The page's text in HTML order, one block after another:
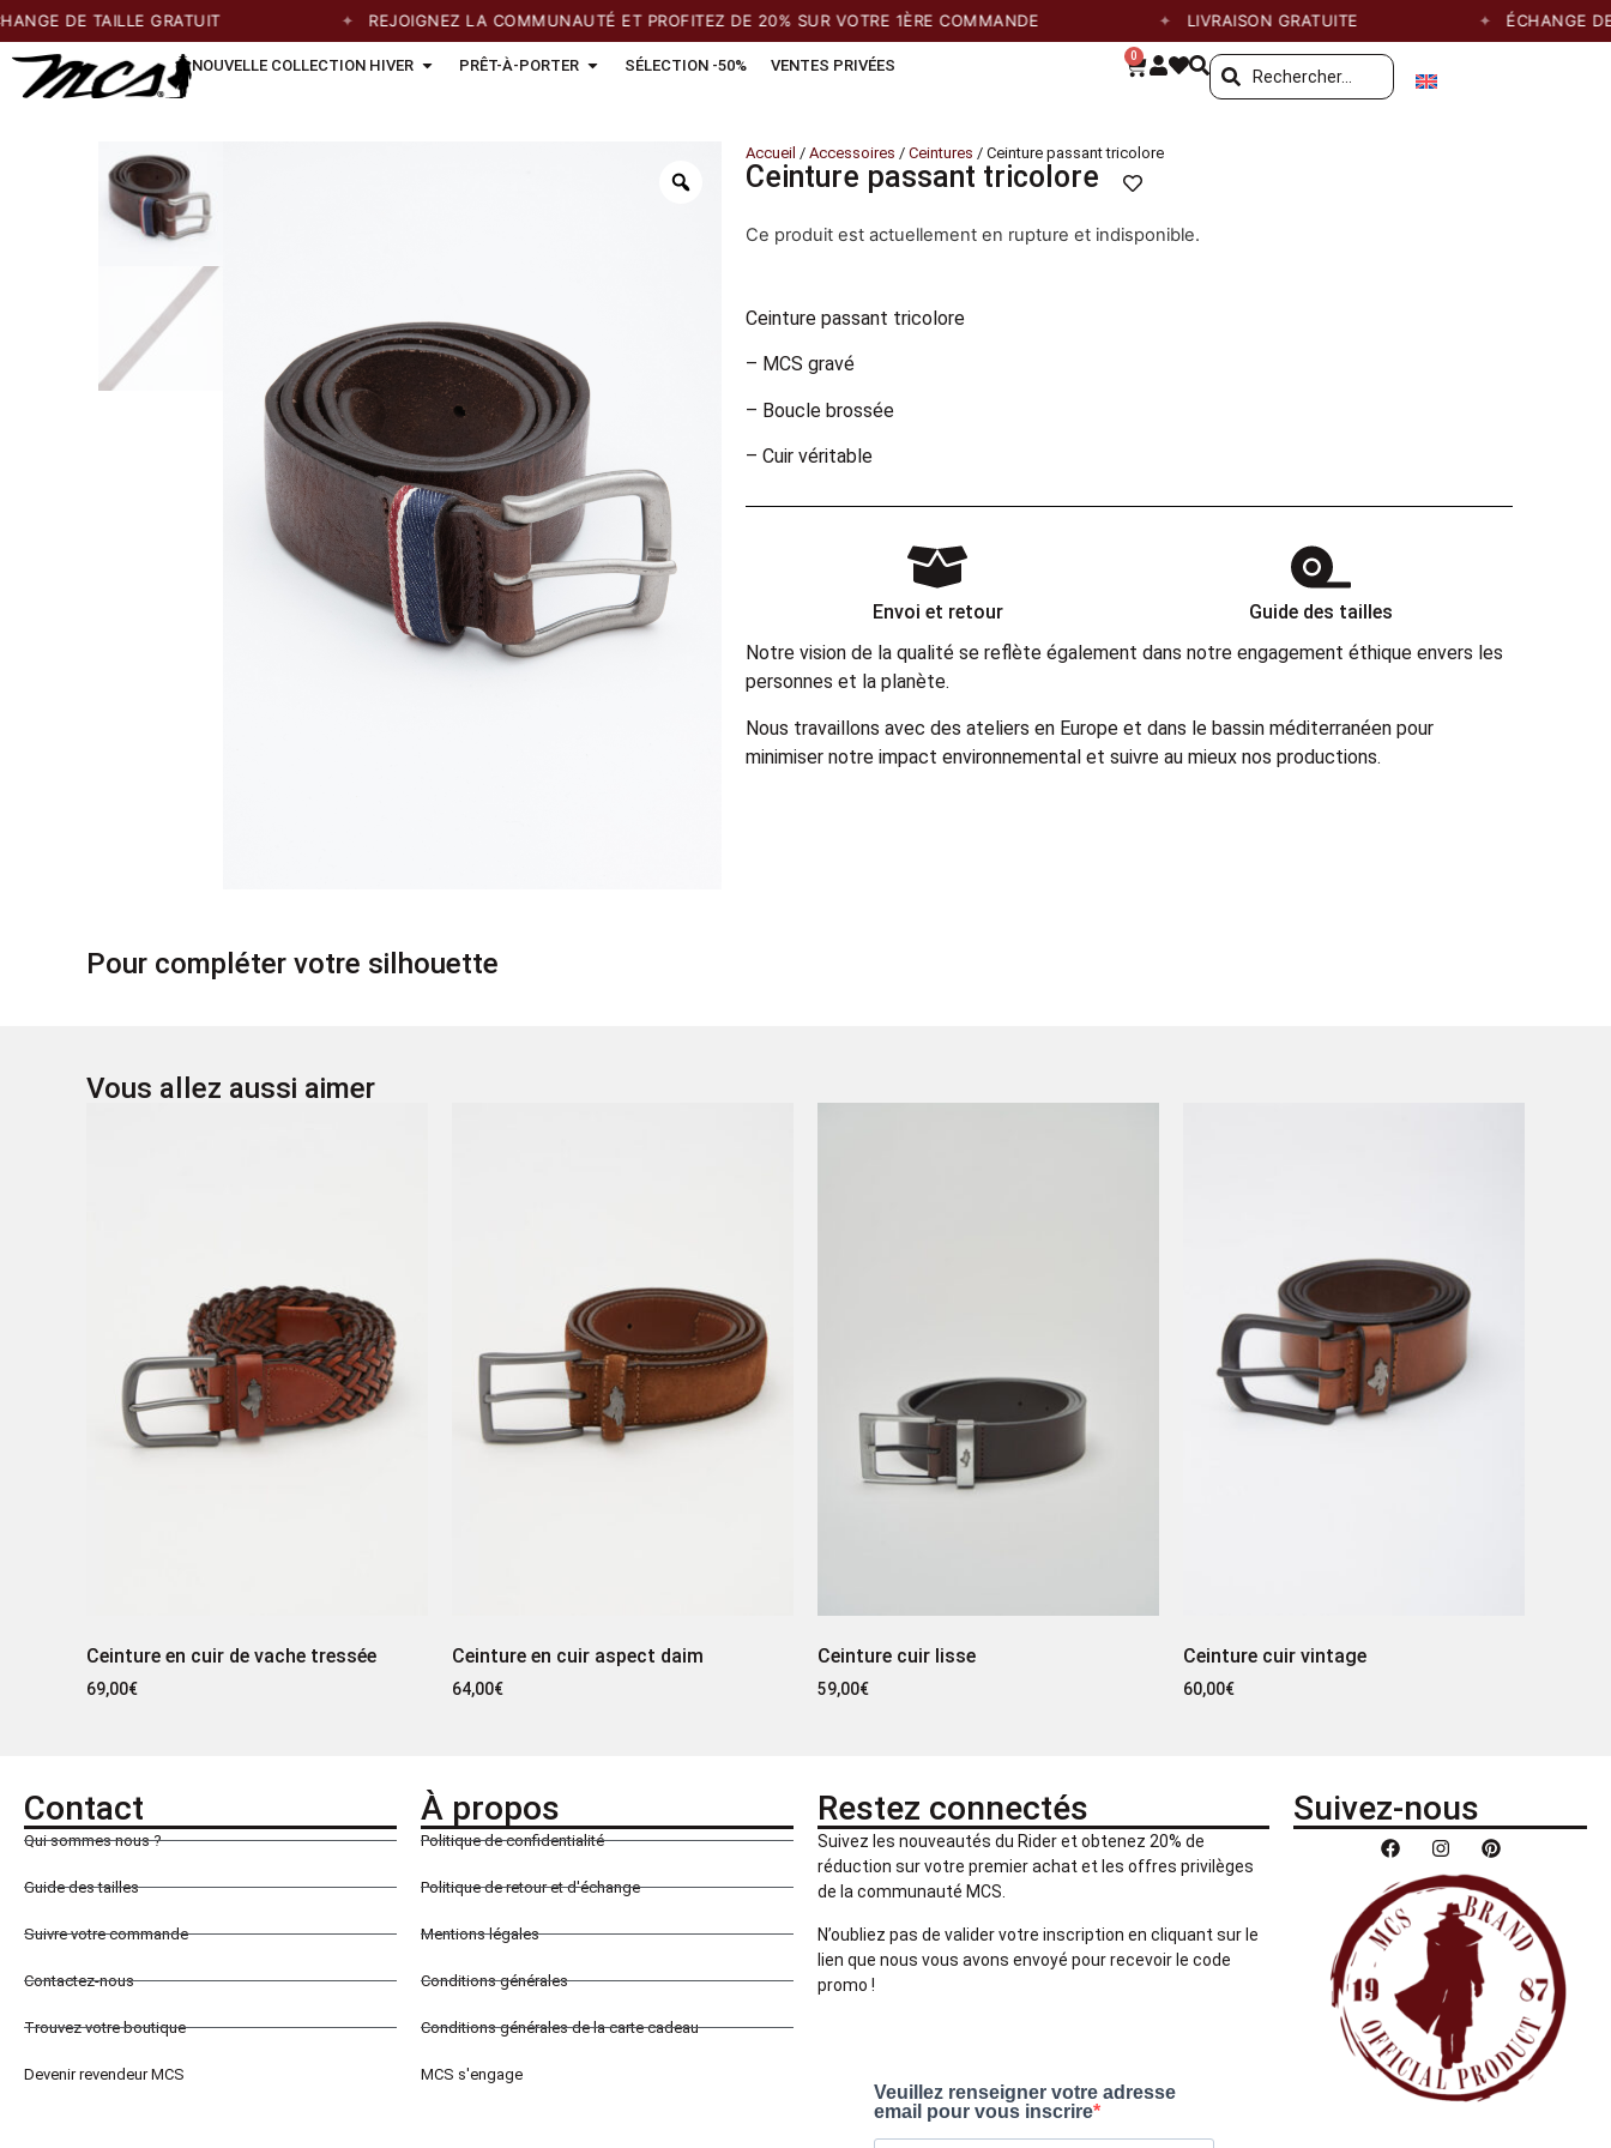
DE TAILLE GRATUIT REJOIGNEZ LA COMMUNAUTÉ ET PROFITEZ DE 20% SUR VOTRE 1ÈRE COMMANDE LIVRAISON GRATUITE ÉCHANGE DE
NOUVELLE COLLECTION HIVER PRÊT-À-PORTER SÉLECTION -50% VENTES PRIVÉES
0
Accueil / Accessoires / Ceintures / Ceinture passant tricolore
Ceinture passant tricolore
Ce produit est actuellement en rupture et indisponible.
Ceinture passant tricolore
– MCS gravé
– Boucle brossée
– Cuir véritable
Envoi et retour
Guide des tailles
Notre vision de la qualité se reflète également dans notre engagement éthique envers les
personnes et la planète.
Nous travaillons avec des ateliers en Europe et dans le bassin méditerranéen pour
minimiser notre impact environnemental et suivre au mieux nos productions.
Pour compléter votre silhouette
Vous allez aussi aimer
Ceinture en cuir de vache tressée
69,00€
Ceinture en cuir aspect daim
64,00€
Ceinture cuir lisse
59,00€
Ceinture cuir vintage
60,00€
Contact
Qui sommes nous ?
Guide des tailles
Suivre votre commande
Contactez-nous
Trouvez votre boutique
Devenir revendeur MCS
À propos
Politique de confidentialité
Politique de retour et d'échange
Mentions légales
Conditions générales
Conditions générales de la carte cadeau
MCS s'engage
Restez connectés
Suivez les nouveautés du Rider et obtenez 20% de
réduction sur votre premier achat et les offres privilèges
de la communauté MCS.
N’oubliez pas de valider votre inscription en cliquant sur le
lien que nous vous avons envoyé pour recevoir le code
promo !
Veuillez renseigner votre adresse
email pour vous inscrire
Suivez-nous